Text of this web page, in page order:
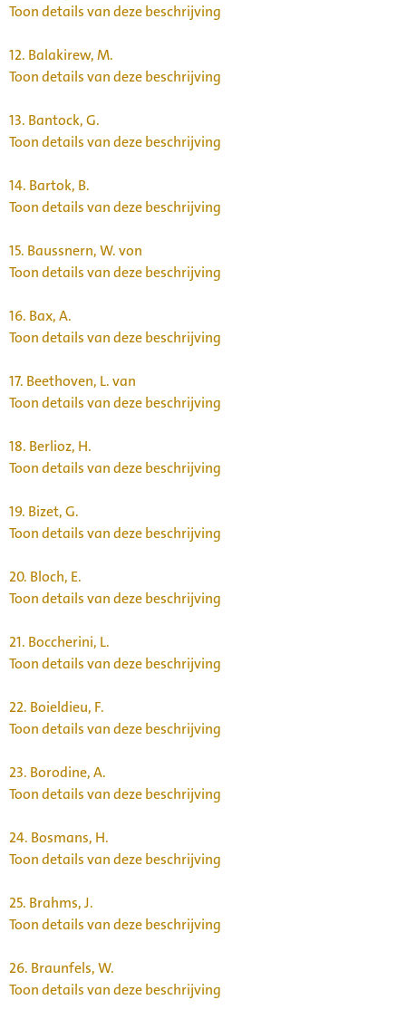
Toon details van deze beschrijving
12. Balakirew, M.
Toon details van deze beschrijving
13. Bantock, G.
Toon details van deze beschrijving
14. Bartok, B.
Toon details van deze beschrijving
15. Baussnern, W. von
Toon details van deze beschrijving
16. Bax, A.
Toon details van deze beschrijving
17. Beethoven, L. van
Toon details van deze beschrijving
18. Berlioz, H.
Toon details van deze beschrijving
19. Bizet, G.
Toon details van deze beschrijving
20. Bloch, E.
Toon details van deze beschrijving
21. Boccherini, L.
Toon details van deze beschrijving
22. Boieldieu, F.
Toon details van deze beschrijving
23. Borodine, A.
Toon details van deze beschrijving
24. Bosmans, H.
Toon details van deze beschrijving
25. Brahms, J.
Toon details van deze beschrijving
26. Braunfels, W.
Toon details van deze beschrijving